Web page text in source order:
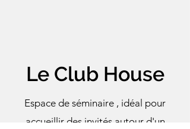
Le Club House
Espace de séminaire , idéal pour
accueillir des invités autour d'un